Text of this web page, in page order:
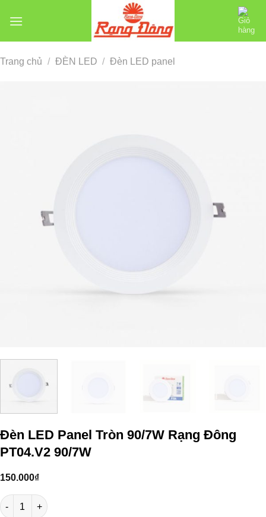
đến
Trang chủ / ĐÈN LED / Đèn LED panel
Đèn LED Panel Tròn 90/7W Rạng Đông
PT04.V2 90/7W
150.000₫
Đèn LED Panel Tròn 90/7W Rạng Đông PT04.V2 90/7W số lượng